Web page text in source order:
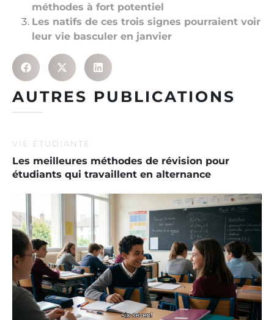
méthodes à fort potentiel
Les natifs de ces trois signes pourraient voir
leur vie basculer en janvier
AUTRES PUBLICATIONS
VIE ÉTUDIANTE
Les meilleures méthodes de révision pour
étudiants qui travaillent en alternance